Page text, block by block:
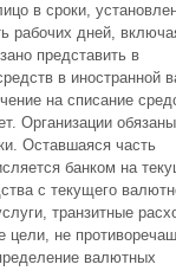
в сроки,
рабочих дней,
представить в
в иностранной
на списание
Организации обязаны
Оставшаяся часть
банком на
с текущего
транзитные
цели, не
валютных